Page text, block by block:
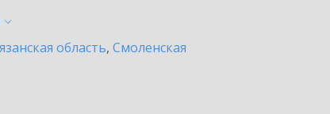
область, Смоленская